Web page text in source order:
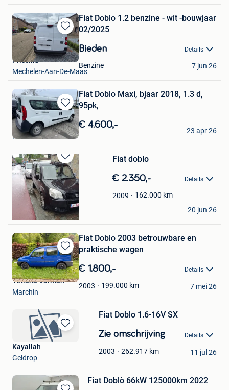
Bewaren
Mijn
Favorieten
Fiat Doblo 1.2 benzine - wit -bouwjaar
02/2025
Bieden Details
Benzine
Priscilla
Mechelen-Aan-De-Maas
7 jun 26
Bewaren
in
Mijn
Favorieten
Fiat Doblo Maxi, bjaar 2018, 1.3 d,
95pk,
€ 4.600,-
Maria Mu
Roeselare
23 apr 26
Bewaren
in
Mijn
Favorieten
Fiat doblo
€ 2.350,- Details
2009 162.000 km
Sint-Amandsberg
20 jun 26
Bewaren
in
Mijn
Favorieten
Fiat Doblo 2003 betrouwbare en
praktische wagen
€ 1.800,- Details
2003 199.000 km
Tetiana Varman
Marchin
7 mei 26
Bewaren
Fiat Doblo 1.6-16V SX
Zie omschrijving Details
2003 262.917 km
Kayallah
Geldrop
11 jul 26
Fiat Doblò 66kW 125000km 2022